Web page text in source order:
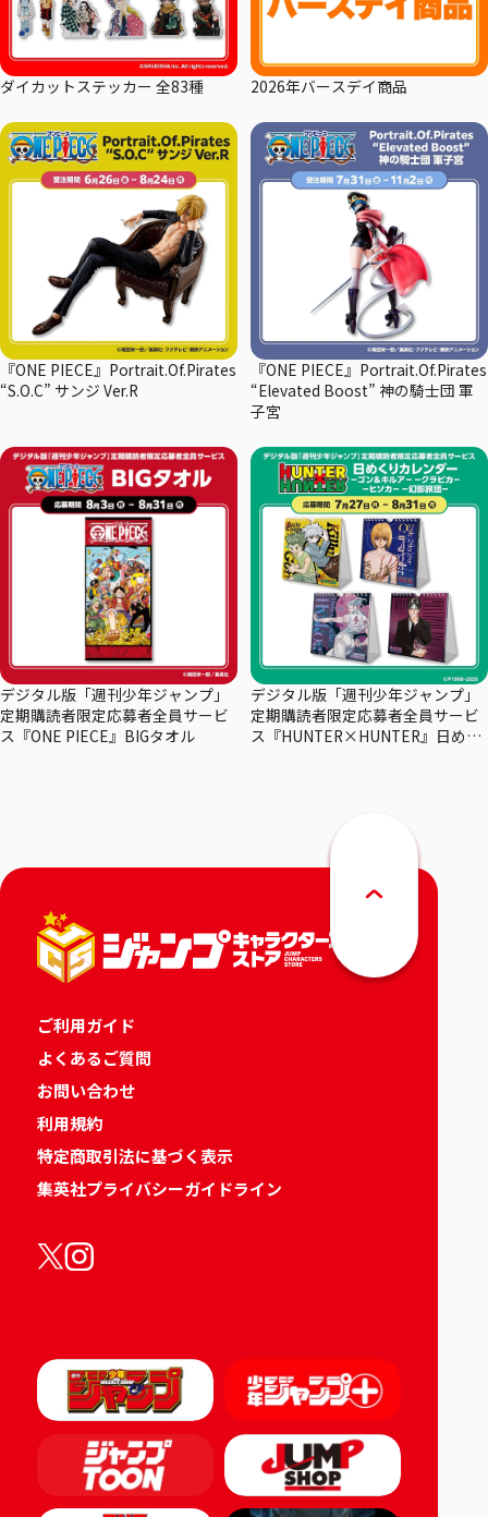
ダイカットステッカー 全83種 2026年バースデイ商品
『ONE PIECE』Portrait.Of.Pirates
“S.O.C” サンジ Ver.R
『ONE PIECE』Portrait.Of.Pirates
“Elevated Boost” 神の騎士団 軍
子宮
デジタル版「週刊少年ジャンプ」
定期購読者限定応募者全員サービ
ス『ONE PIECE』BIGタオル
デジタル版「週刊少年ジャンプ」
定期購読者限定応募者全員サービ
ス『HUNTER×HUNTER』日めく
ご利用ガイド
よくあるご質問
お問い合わせ
利用規約
特定商取引法に基づく表示
集英社プライバシーガイドライン